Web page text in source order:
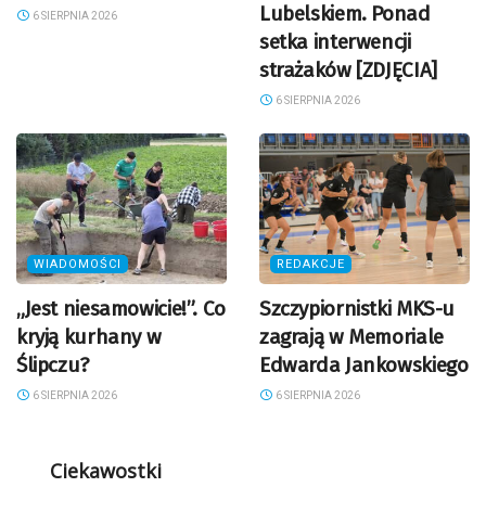
6 SIERPNIA 2026
Lubelskiem. Ponad
setka interwencji
strażaków [ZDJĘCIA]
6 SIERPNIA 2026
WIADOMOŚCI
„Jest niesamowicie!”. Co
kryją kurhany w
Ślipczu?
6 SIERPNIA 2026
REDAKCJE
Szczypiornistki MKS-u
zagrają w Memoriale
Edwarda Jankowskiego
6 SIERPNIA 2026
Ciekawostki